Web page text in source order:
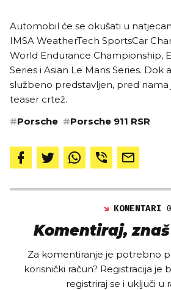
Automobil će se okušati u
IMSA WeatherTech SportsCar
World Endurance Championship,
Series i Asian Le Mans Series.
službeno predstavljen, pred nama
teaser crtež.
#Porsche #Porsche 911 RSR
KOMENTARI0
Komentiraj,
Za komentiranje je potrebno
korisnički račun? Registracija je
registriraj se i uključi u